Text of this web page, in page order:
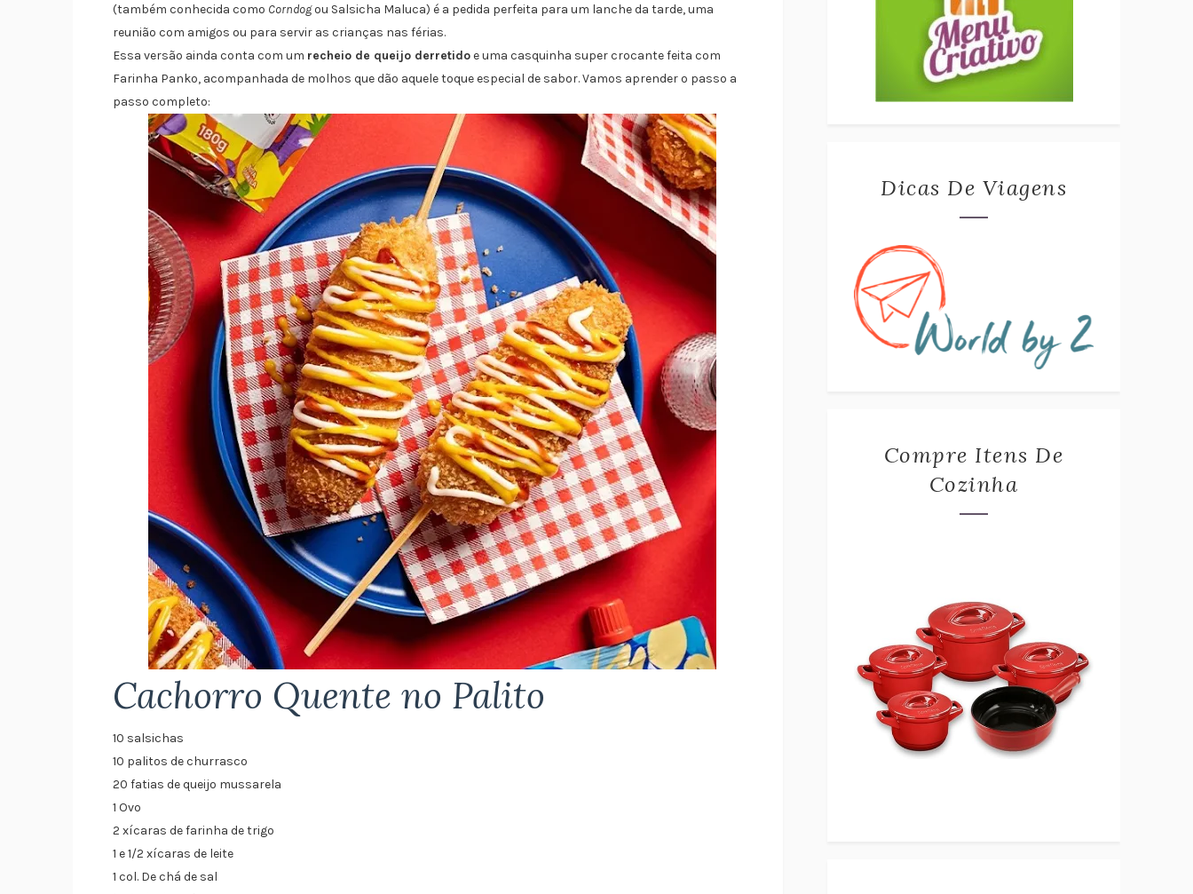
(também conhecida como Corndogou Salsicha Maluca) é a pedida perfeita para um lanche da tarde, uma
reunião com amigos ou para servir as crianças nas férias.
Essa versão ainda conta com um recheio de queijo derretidoe uma casquinha super crocante feita com
Farinha Panko, acompanhada de molhos que dão aquele toque especial de sabor. Vamos aprender o passo a
passo completo:
Cachorro Quente no Palito
10 salsichas
10 palitos de churrasco
20 fatias de queijo mussarela
1 Ovo
2 xícaras de farinha de trigo
1 e 1/2 xícaras de leite
1 col. De chá de sal
Dicas De Viagens
Compre Itens De
Cozinha